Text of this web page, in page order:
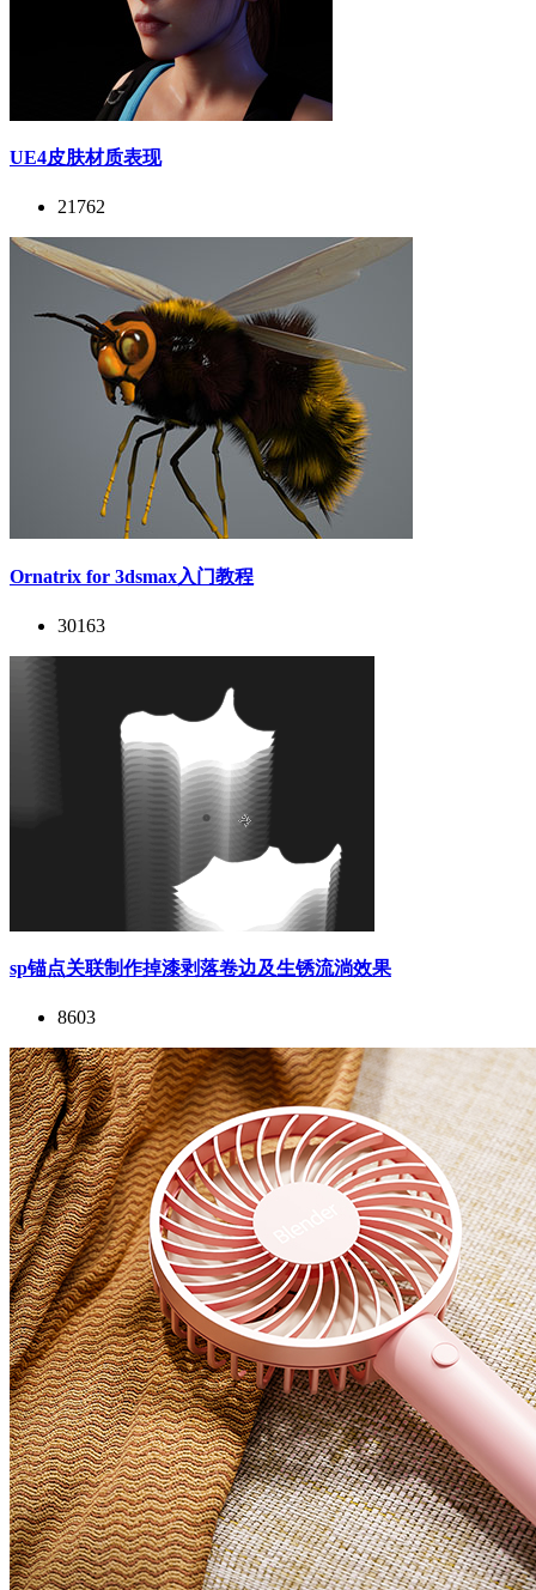
UE4皮肤材质表现
21762
Ornatrix for 3dsmax入门教程
30163
sp锚点关联制作掉漆剥落卷边及生锈流淌效果
8603